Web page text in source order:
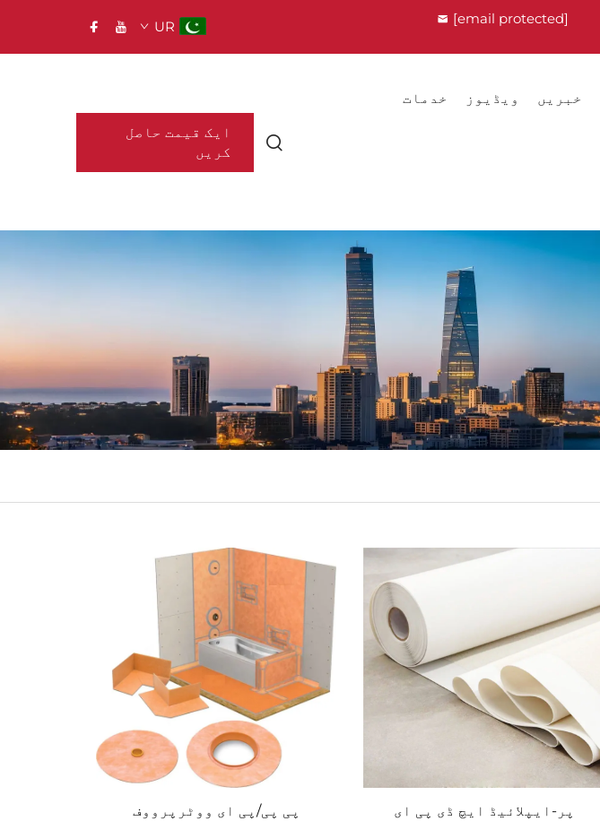
[email protected]
UR
خبریں ویڈیوز خدمات
ایک قیمت حاصل
کریں
پر-ایپلائیڈ ایچ ڈی پی ای
پی پی/پی ای ووٹرپرووف